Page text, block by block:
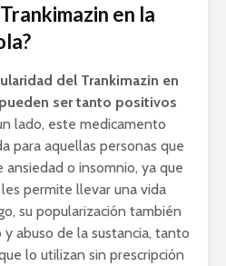
en la
del Trankimazin en
ser tanto positivos
lado, este medicamento
para aquellas personas que
o insomnio, ya que
permite llevar una vida
su popularización también
abuso de la sustancia, tanto
lo utilizan sin prescripción